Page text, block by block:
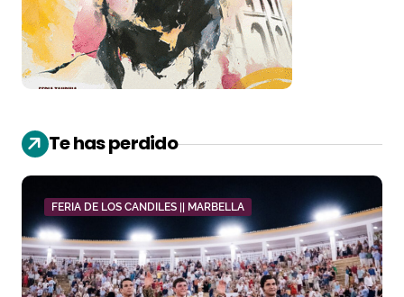
Te has perdido
FERIA DE LOS CANDILES || MARBELLA